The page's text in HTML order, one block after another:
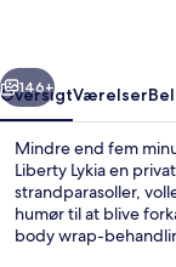
Næste
146+
OversigtVærelser
Mindre end fem
Liberty Lykia en
strandparasoller,
humør til at blive
body wrap-